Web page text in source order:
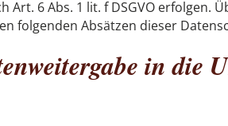
Art. 6 Abs. 1 lit. f DSGVO erfolgen.
folgenden Absätzen dieser
in die